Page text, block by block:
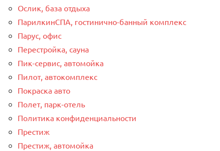
Ослик, база отдыха
ПарилкинСПА, гостинично-банный комплекс
Парус, офис
Перестройка, сауна
Пик-сервис, автомойка
Пилот, автокомплекс
Покраска авто
Полет, парк-отель
Политика конфиденциальности
Престиж
Престиж, автомойка